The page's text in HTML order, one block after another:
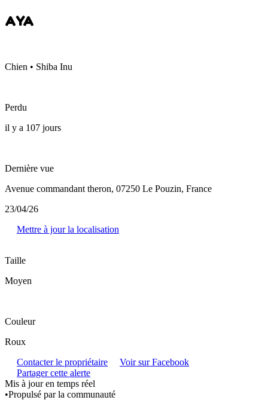
AYA
Chien • Shiba Inu
Perdu
il y a 107 jours
Dernière vue
Avenue commandant theron, 07250 Le Pouzin, France
23/04/26
Mettre à jour la localisation
Taille
Moyen
Couleur
Roux
Contacter le propriétaire
Voir sur Facebook
Partager cette alerte
Mis à jour en temps réel
•Propulsé par la communauté